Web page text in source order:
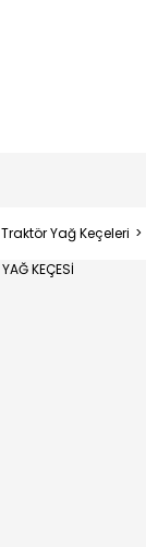
Traktör Yağ Keçeleri